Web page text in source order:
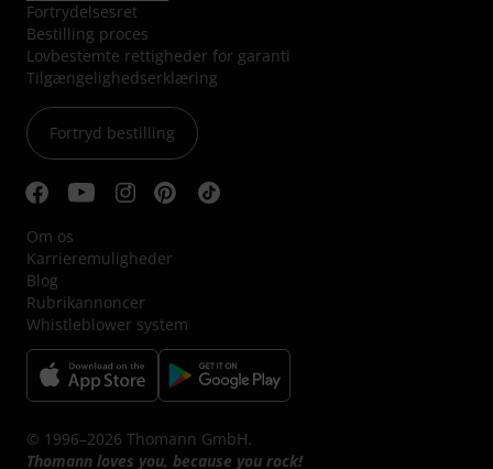
Fortrydelsesret
Bestilling proces
Lovbestemte rettigheder for garanti
Tilgængelighedserklæring
Fortryd bestilling
Om os
Karrieremuligheder
Blog
Rubrikannoncer
Whistleblower system
© 1996–2026 Thomann GmbH.
Thomann loves you, because you rock!